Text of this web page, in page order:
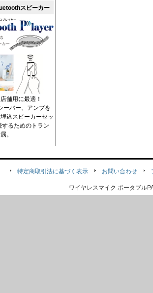
スピーカー
舗用に最適！
ーバー、アンプを
込スピーカーセッ
するためのトラン
。
特定商取引法に基づく表示 お問い合わせ
ワイヤレスマイク ポータブル